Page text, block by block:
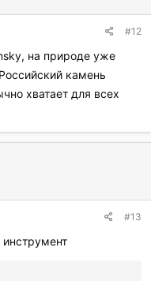
#12
на природе уже
камень
хватает для всех
#13
инструмент